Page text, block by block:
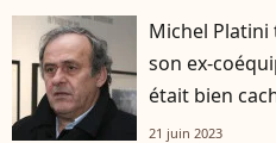
Michel
son ex-
était bien
21 juin 2023